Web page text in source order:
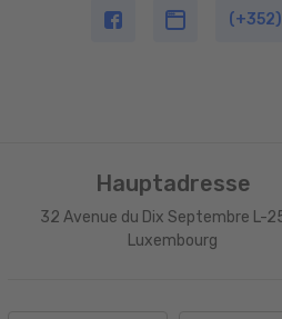
Hauptadresse
32 Avenue du Dix Septembre L-
Luxembourg